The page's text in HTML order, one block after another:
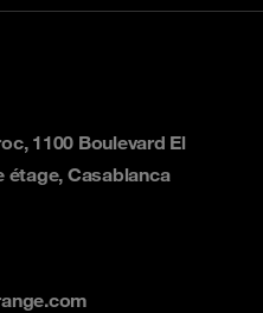
1100 Boulevard El
étage, Casablanca